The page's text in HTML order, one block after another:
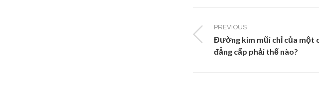
PREVIOUS
Đường kim mũi chỉ của một
đẳng cấp phải thế nào?